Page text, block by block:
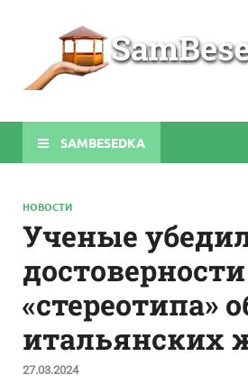
SAMBESEDKA
НОВОСТИ
Ученые
достоверности
«стереотипа»
итальянских
27.03.2024